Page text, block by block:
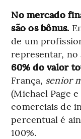
No mercado
são os bônus.
de um
representar, no
60% do valor
França, senior
(Michael Page
comerciais de
percentual é
100%.